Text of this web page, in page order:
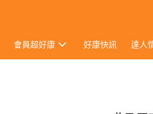
會員超好康 好康快訊 達人